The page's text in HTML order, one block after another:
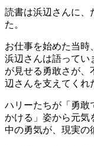
読書は浜辺さんに、
た。
お仕事を始めた当時
浜辺さんは語ってい
が見せる勇敢さが、
辺さんを支えてくれ
ハリーたちが「勇敢
かける」姿から元気
中の勇気が、現実の